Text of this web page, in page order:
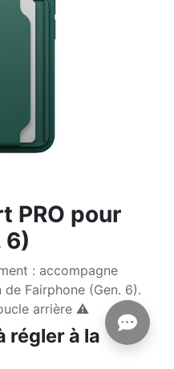
PRO pour
6)
: accompagne
Fairphone (Gen. 6).
arrière ⚠️
régler à la